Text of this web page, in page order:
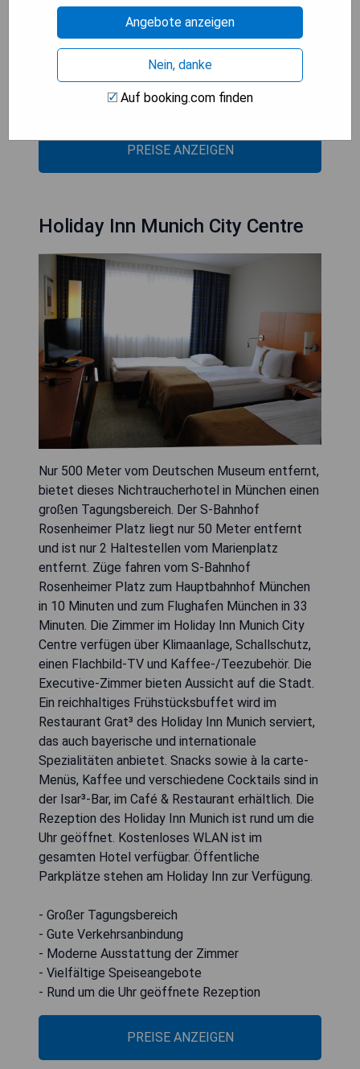
- Zentrale Lage in München
- Voll ausgestattete Zimmer mit Küchenzeile
- Umweltfreundliche Standards
- In der Nähe des Hauptbahnhofs
PREISE ANZEIGEN
Holiday Inn Munich City Centre
Nur 500 Meter vom Deutschen Museum entfernt,
bietet dieses Nichtraucherhotel in München einen
großen Tagungsbereich. Der S-Bahnhof
Rosenheimer Platz liegt nur 50 Meter entfernt
und ist nur 2 Haltestellen vom Marienplatz
entfernt. Züge fahren vom S-Bahnhof
Rosenheimer Platz zum Hauptbahnhof München
in 10 Minuten und zum Flughafen München in 33
Minuten. Die Zimmer im Holiday Inn Munich City
Centre verfügen über Klimaanlage, Schallschutz,
einen Flachbild-TV und Kaffee-/Teezubehör. Die
Executive-Zimmer bieten Aussicht auf die Stadt.
Ein reichhaltiges Frühstücksbuffet wird im
Restaurant Grat³ des Holiday Inn Munich serviert,
das auch bayerische und internationale
Spezialitäten anbietet. Snacks sowie à la carte-
Menüs, Kaffee und verschiedene Cocktails sind in
der Isar³-Bar, im Café & Restaurant erhältlich. Die
Rezeption des Holiday Inn Munich ist rund um die
Uhr geöffnet. Kostenloses WLAN ist im
gesamten Hotel verfügbar. Öffentliche
Parkplätze stehen am Holiday Inn zur Verfügung.
- Großer Tagungsbereich
- Gute Verkehrsanbindung
- Moderne Ausstattung der Zimmer
- Vielfältige Speiseangebote
- Rund um die Uhr geöffnete Rezeption
PREISE ANZEIGEN
Angebote anzeigen
Nein, danke
Auf booking.com finden